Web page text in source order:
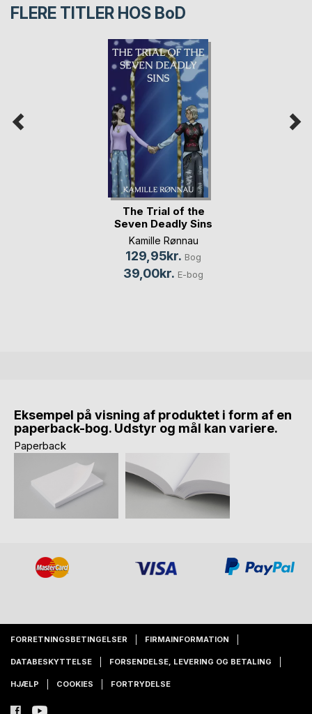
FLERE TITLER HOS BoD
The Trial of the
Seven Deadly Sins
Kamille Rønnau
129,95kr. Bog
39,00kr. E-bog
Eksempel på visning af produktet i form af en
paperback-bog. Udstyr og mål kan variere.
Paperback
FORRETNINGSBETINGELSER FIRMAINFORMATION
DATABESKYTTELSE FORSENDELSE, LEVERING OG BETALING
HJÆLP COOKIES FORTRYDELSE